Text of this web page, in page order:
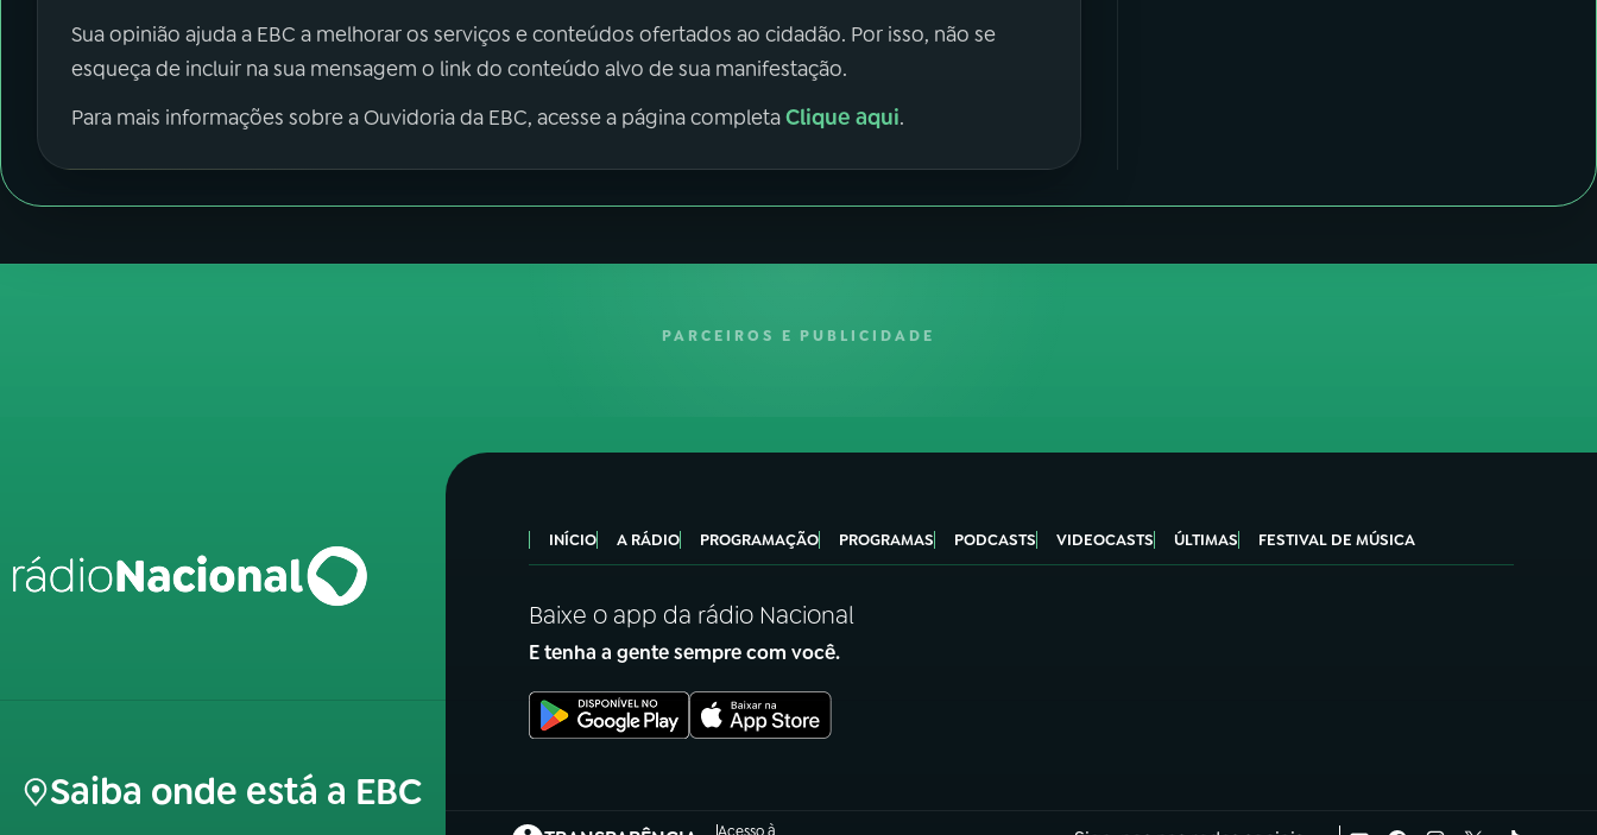
Sua opinião ajuda a EBC a melhorar os serviços e conteúdos ofertados ao cidadão. Por isso, não se
esqueça de incluir na sua mensagem o link do conteúdo alvo de sua manifestação.
Para mais informações sobre a Ouvidoria da EBC, acesse a página completaClique aqui.
PARCEIROS E PUBLICIDADE
Saiba onde está a EBC
INÍCIO A RÁDIO PROGRAMAÇÃO PROGRAMAS PODCASTS VIDEOCASTS ÚLTIMAS FESTIVAL DE MÚSICA
Baixe o app da rádio Nacional
E tenha a gente sempre com você.